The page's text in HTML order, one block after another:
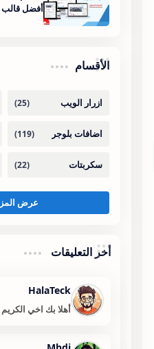
أفضل قالب
الأقسام
أخر التعليقات
HalaTeck
أهلا بك اخي